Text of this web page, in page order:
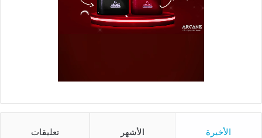
الأخيرة الأشهر تعليقات